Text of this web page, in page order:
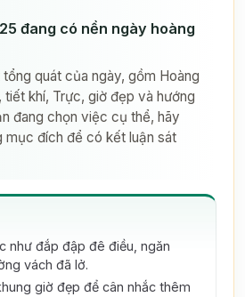
đang có nền ngày hoàng
quát của ngày, gồm Hoàng
khí, Trực, giờ đẹp và hướng
đang chọn việc cụ thể, hãy
mục đích để có kết luận sát
như đắp đập đê điều, ngăn
vách đã lở.
giờ đẹp để cân nhắc thêm